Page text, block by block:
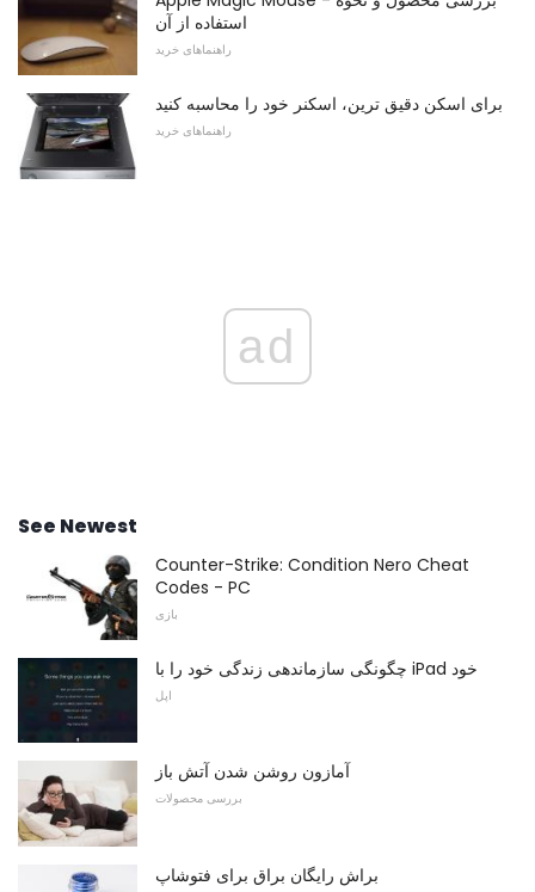
استفاده از آن
راهنماهای خرید
برای اسکن دقیق ترین، اسکنر خود را محاسبه کنید
راهنماهای خرید
ad
See Newest
Counter-Strike: Condition Nero Cheat
Codes - PC
بازی
چگونگی سازماندهی زندگی خود را با iPad خود
اپل
آمازون روشن شدن آتش باز
بررسی محصولات
براش رایگان براق برای فتوشاپ